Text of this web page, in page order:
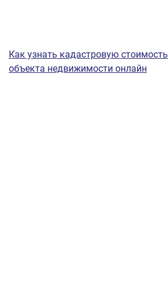
Как узнать кадастровую стоимость
объекта недвижимости онлайн